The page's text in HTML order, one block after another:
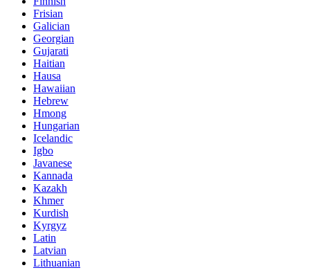
Frisian
Galician
Georgian
Gujarati
Haitian
Hausa
Hawaiian
Hebrew
Hmong
Hungarian
Icelandic
Igbo
Javanese
Kannada
Kazakh
Khmer
Kurdish
Kyrgyz
Latin
Latvian
Lithuanian